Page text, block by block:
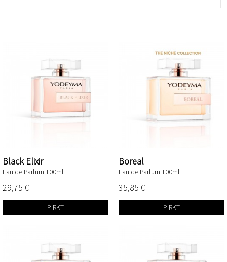
Black Elixir
Eau de Parfum 100ml
29,75 €
PIRKT
Boreal
Eau de Parfum 100ml
35,85 €
PIRKT